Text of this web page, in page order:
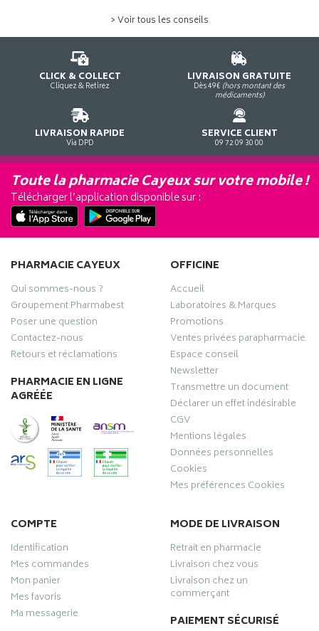
> Voir tous les conseils
CLICK & COLLECT
Cliquez & Retirez
LIVRAISON GRATUITE
Dès 49€ (hors montant des
médicaments)
LIVRAISON RAPIDE
Via DPD
SERVICE CLIENT
09 72 09 30 00
Toute la pharmacie Cayeux sur votre mobile !
Télécharger l’application disponible sur :
PHARMACIE CAYEUX
Qui sommes-nous ?
Groupement Pharmabest
Poser une question
Contactez-nous
Retours et réclamations
PHARMACIE EN LIGNE
AGRÉÉE
OFFICINE
Accueil
Laboratoires & Marques
Promotions
Ventes privées parapharmacie
Espace conseil
Newsletter
Transmettre un document
Déclarer un effet indésirable
CGV
Mentions légales
Données personnelles
Cookies
Mes préférences Cookies
COMPTE
Identification
Mes commandes
Mon panier
Mes favoris
Ma messagerie
MODE DE LIVRAISON
Retrait en pharmacie
Livraison chez vous
Livraison chez un
commerçant
PAIEMENT SÉCURISÉ